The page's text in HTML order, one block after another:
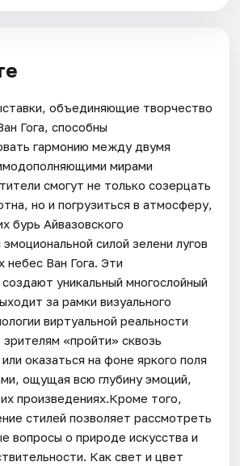
объединяющие творчество
Гога, способны
гармонию между двумя
мирами
смогут не только созерцать
но и погрузиться в атмосферу,
бурь Айвазовского
силой зелени лугов
небес Ван Гога. Эти
уникальный многослойный
за рамки визуального
виртуальной реальности
зрителям «пройти» сквозь
оказаться на фоне яркого поля
ощущая всю глубину эмоций,
произведениях.Кроме того,
стилей позволяет рассмотреть
вопросы о природе искусства и
Как свет и цвет